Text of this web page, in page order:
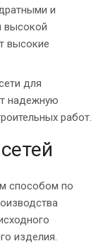
и
высокой
высокие
для
надежную
работ.
способом по
изделия.